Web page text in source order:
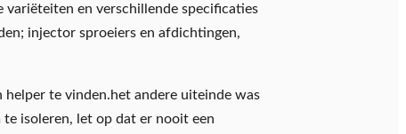
variëteiten en verschillende specificaties
injector sproeiers en afdichtingen,
te vinden.het andere uiteinde was
isoleren, let op dat er nooit een